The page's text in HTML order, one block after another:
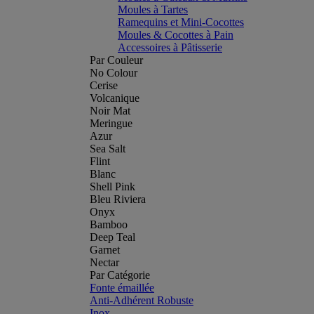
Moules à Tartes
Ramequins et Mini-Cocottes
Moules & Cocottes à Pain
Accessoires à Pâtisserie
Par Couleur
No Colour
Cerise
Volcanique
Noir Mat
Meringue
Azur
Sea Salt
Flint
Blanc
Shell Pink
Bleu Riviera
Onyx
Bamboo
Deep Teal
Garnet
Nectar
Par Catégorie
Fonte émaillée
Anti-Adhérent Robuste